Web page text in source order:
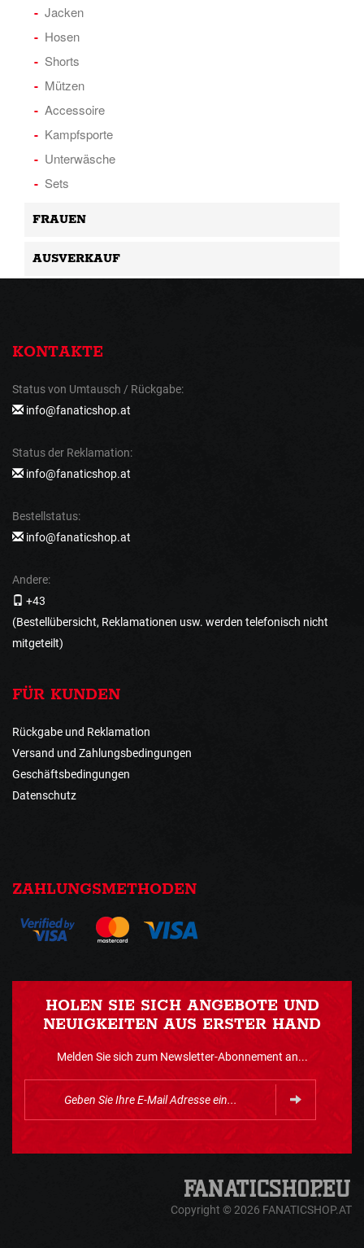
Jacken
Hosen
Shorts
Mützen
Accessoire
Kampfsporte
Unterwäsche
Sets
FRAUEN
AUSVERKAUF
KONTAKTE
Status von Umtausch / Rückgabe:
info@fanaticshop.at
Status der Reklamation:
info@fanaticshop.at
Bestellstatus:
info@fanaticshop.at
Andere:
+43
(Bestellübersicht, Reklamationen usw. werden telefonisch nicht
mitgeteilt)
FÜR KUNDEN
Rückgabe und Reklamation
Versand und Zahlungsbedingungen
Geschäftsbedingungen
Datenschutz
ZAHLUNGSMETHODEN
HOLEN SIE SICH ANGEBOTE UND
NEUIGKEITEN AUS ERSTER HAND
Melden Sie sich zum Newsletter-Abonnement an...
Copyright © 2026 FANATICSHOP.AT